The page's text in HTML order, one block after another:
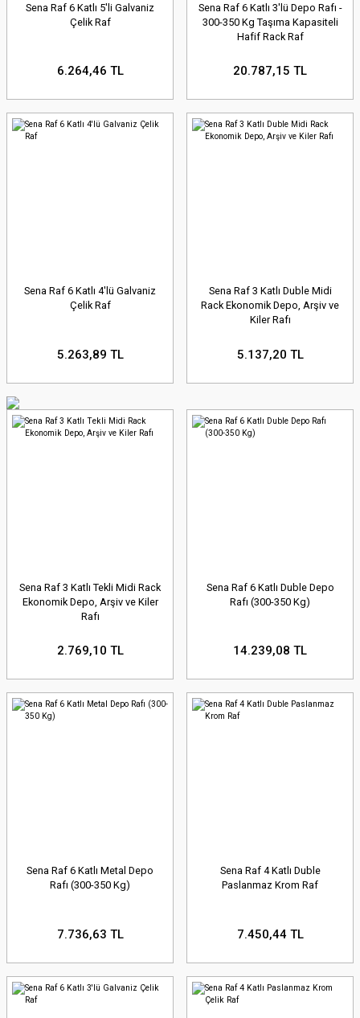
Sena Raf 6 Katlı 5'li Galvaniz
Çelik Raf
6.264,46 TL
Sena Raf 6 Katlı 3'lü Depo Rafı -
300-350 Kg Taşıma Kapasiteli
Hafif Rack Raf
20.787,15 TL
Sena Raf 6 Katlı 4'lü Galvaniz
Çelik Raf
5.263,89 TL
Sena Raf 3 Katlı Duble Midi
Rack Ekonomik Depo, Arşiv ve
Kiler Rafı
5.137,20 TL
Sena Raf 3 Katlı Tekli Midi Rack
Ekonomik Depo, Arşiv ve Kiler
Rafı
2.769,10 TL
Sena Raf 6 Katlı Duble Depo
Rafı (300-350 Kg)
14.239,08 TL
Sena Raf 6 Katlı Metal Depo
Rafı (300-350 Kg)
7.736,63 TL
Sena Raf 4 Katlı Duble
Paslanmaz Krom Raf
7.450,44 TL